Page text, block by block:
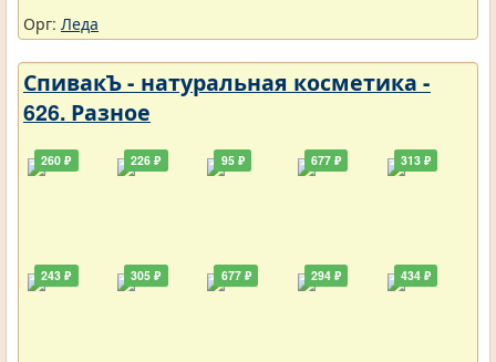
Орг: Леда
СпивакЪ - натуральная косметика -
626. Разное
260 ₽
243 ₽
226 ₽
305 ₽
95 ₽
677 ₽
677 ₽
294 ₽
313 ₽
434 ₽